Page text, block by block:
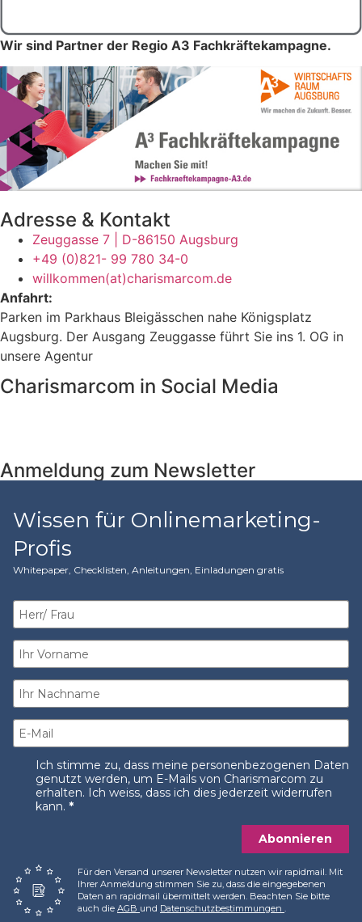
Wir sind Partner der Regio A3 Fachkräftekampagne.
Adresse & Kontakt
Zeuggasse 7 | D-86150 Augsburg
+49 (0)821- 99 780 34-0
willkommen(at)charismarcom.de
Anfahrt:
Parken im Parkhaus Bleigässchen nahe Königsplatz
Augsburg. Der Ausgang Zeuggasse führt Sie ins 1. OG in
unsere Agentur
Charismarcom in Social Media
Anmeldung zum Newsletter
Wissen für Onlinemarketing-
Profis
Whitepaper, Checklisten, Anleitungen, Einladungen gratis​
Ich stimme zu, dass meine personenbezogenen Daten
genutzt werden, um E-Mails von Charismarcom zu
erhalten. Ich weiss, dass ich dies jederzeit widerrufen
kann.
Abonnieren
Für den Versand unserer Newsletter nutzen wir rapidmail. Mit
Ihrer Anmeldung stimmen Sie zu, dass die eingegebenen
Daten an rapidmail übermittelt werden. Beachten Sie bitte
auch die AGB und Datenschutzbestimmungen .